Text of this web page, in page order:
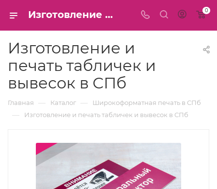
Изготовление и печать табличек и вывесок в СПб 0
Изготовление и
печать табличек и
вывесок в СПб
Главная — Каталог — Широкоформатная печать в СПб
— Изготовление и печать табличек и вывесок в СПб